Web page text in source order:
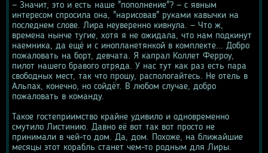
— Значит, это и есть наше "пополнение"? — с явным
интересом спросила она, "нарисовав" руками кавычки на
последнем слове. Лира неуверенно кивнула. — Что ж,
времена нынче тугие, хотя я не ожидала, что нам подкинут
наемника, да ещё и с инопланетянкой в комплекте... Добро
пожаловать на борт, девчата. Я капрал Коллет Ферроу,
пилот нашего бравого отряда. У нас тут как раз есть пара
свободных мест, так что прошу, распологайтесь. Не отель в
Альпах, конечно, но сойдёт. В любом случае, добро
пожаловать в команду.
Такое гостеприимство крайне удивило и одновременно
смутило Листинию. Давно её вот так вот просто не
принимали в чей-то дом. Да, дом. Похоже, на ближайшие
месяцы этот корабль станет чем-то родным для Лиры.